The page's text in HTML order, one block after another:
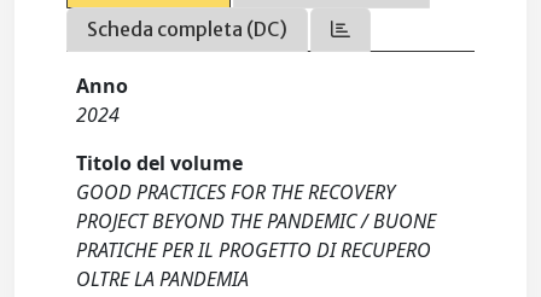
Scheda completa (DC)
Anno
2024
Titolo del volume
GOOD PRACTICES FOR THE RECOVERY
PROJECT BEYOND THE PANDEMIC / BUONE
PRATICHE PER IL PROGETTO DI RECUPERO
OLTRE LA PANDEMIA